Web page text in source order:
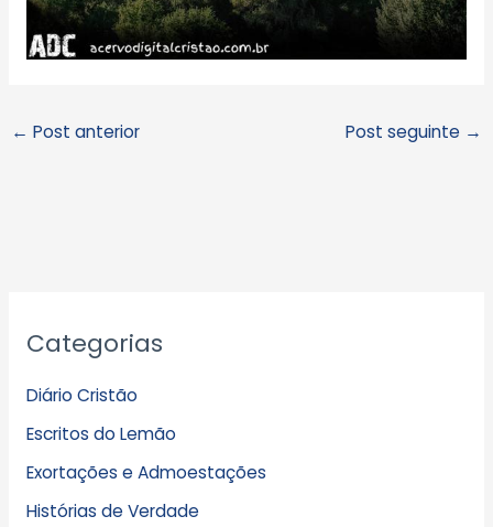
← Post anterior Post seguinte →
Categorias
Diário Cristão
Escritos do Lemão
Exortações e Admoestações
Histórias de Verdade
r
i
v
o